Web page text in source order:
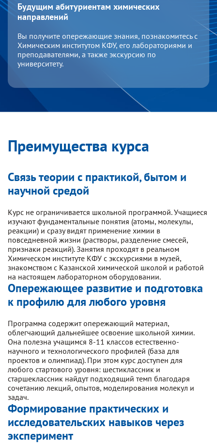
Будущим абитуриентам химических
направлений
Вы получите опережающие знания, познакомитесь с
Химическим институтом КФУ, его лабораториями и
преподавателями, а также экскурсию по
университету.
Преимущества курса
Связь теории с практикой, бытом и
научной средой
Курс не ограничивается школьной программой. Учащиеся
изучают фундаментальные понятия (атомы, молекулы,
реакции) и сразу видят применение химии в
повседневной жизни (растворы, разделение смесей,
признаки реакций). Занятия проходят в реальном
Химическом институте КФУ с экскурсиями в музей,
знакомством с Казанской химической школой и работой
на настоящем лабораторном оборудовании.
Опережающее развитие и подготовка
к профилю для любого уровня
Программа содержит опережающий материал,
облегчающий дальнейшее освоение школьной химии.
Она полезна учащимся 8-11 классов естественно-
научного и технологического профилей (база для
проектов и олимпиад). При этом курс доступен для
любого стартового уровня: шестиклассник и
старшеклассник найдут подходящий темп благодаря
сочетанию лекций, опытов, моделирования молекул и
задач.
Формирование практических и
исследовательских навыков через
эксперимент